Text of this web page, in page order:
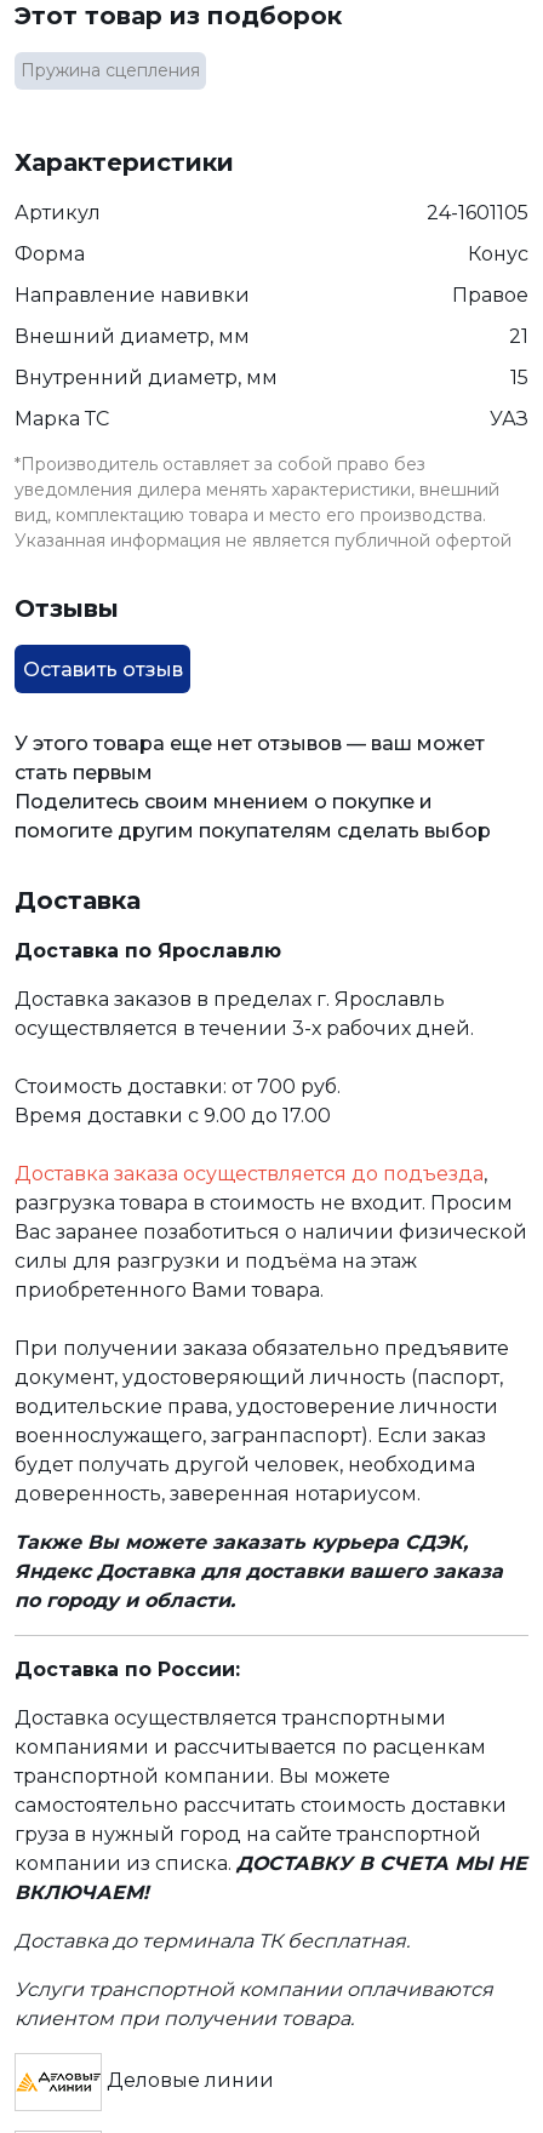
Этот товар из подборок
Пружина сцепления
Характеристики
Артикул
24-1601105
Форма
Конус
Направление навивки
Правое
Внешний диаметр, мм
21
Внутренний диаметр, мм
15
Марка ТС
УАЗ
*Производитель оставляет за собой право без
уведомления дилера менять характеристики, внешний
вид, комплектацию товара и место его производства.
Указанная информация не является публичной офертой
Отзывы
Оставить отзыв
У этого товара еще нет отзывов — ваш может
стать первым
Поделитесь своим мнением о покупке и
помогите другим покупателям сделать выбор
Доставка
Доставка по Ярославлю
Доставка заказов в пределах г. Ярославль
осуществляется в течении 3-х рабочих дней.
Стоимость доставки: от 700 руб.
Время доставки с 9.00 до 17.00
Доставка заказа осуществляется до подъезда,
разгрузка товара в стоимость не входит. Просим
Вас заранее позаботиться о наличии физической
силы для разгрузки и подъёма на этаж
приобретенного Вами товара.
При получении заказа обязательно предъявите
документ, удостоверяющий личность (паспорт,
водительские права, удостоверение личности
военнослужащего, загранпаспорт). Если заказ
будет получать другой человек, необходима
доверенность, заверенная нотариусом.
Также Вы можете заказать курьера СДЭК,
Яндекс Доставка для доставки вашего заказа
по городу и области.
Доставка по России:
Доставка осуществляется транспортными
компаниями и рассчитывается по расценкам
транспортной компании. Вы можете
самостоятельно рассчитать стоимость доставки
груза в нужный город на сайте транспортной
компании из списка. ДОСТАВКУ В СЧЕТА МЫ НЕ
ВКЛЮЧАЕМ!
Доставка до терминала ТК бесплатная.
Услуги транспортной компании оплачиваются
клиентом при получении товара.
Деловые линии